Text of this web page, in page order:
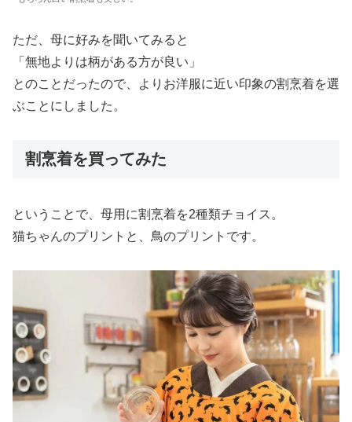
ただ、母に好みを聞いてみると
「無地よりは柄がある方が良い」
とのことだったので、よりお洋服に近い印象の割烹着を選
ぶことにしました。
割烹着を買ってみた
ということで、母用に割烹着を2種類チョイス。
猫ちゃんのプリントと、鳥のプリントです。